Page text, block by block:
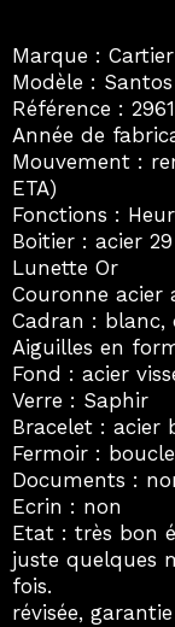
Marque : Cartier
Modèle :
Référence : 2961
Année de
Mouvement :
ETA)
Fonctions :
Boitier : acier
Lunette Or
Couronne acier
Cadran : blanc,
Aiguilles en
Fond : acier
Verre : Saphir
Bracelet : acier
Fermoir :
Documents :
Ecrin : non
Etat : très bon
juste quelques
fois.
révisée, garantie